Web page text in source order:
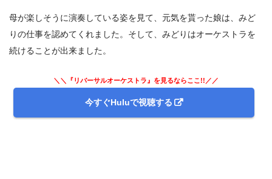
母が楽しそうに演奏している姿を見て、元気を貰った娘は、みど
りの仕事を認めてくれました。そして、みどりはオーケストラを
続けることが出来ました。
＼＼『リバーサルオーケストラ』を見るならここ!!／／
今すぐHuluで視聴する